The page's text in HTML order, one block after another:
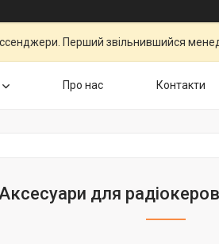
Перший звільнившийся
Про нас Контакти
для